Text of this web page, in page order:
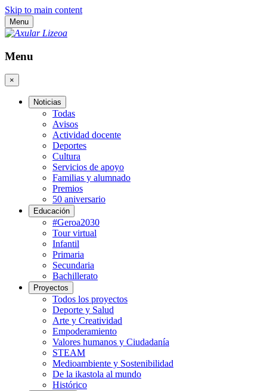
Skip to main content
Menu
Menu
×
Noticias
Todas
Avisos
Actividad docente
Deportes
Cultura
Servicios de apoyo
Familias y alumnado
Premios
50 aniversario
Educación
#Geroa2030
Tour virtual
Infantil
Primaria
Secundaria
Bachillerato
Proyectos
Todos los proyectos
Deporte y Salud
Arte y Creatividad
Empoderamiento
Valores humanos y Ciudadanía
STEAM
Medioambiente y Sostenibilidad
De la ikastola al mundo
Histórico